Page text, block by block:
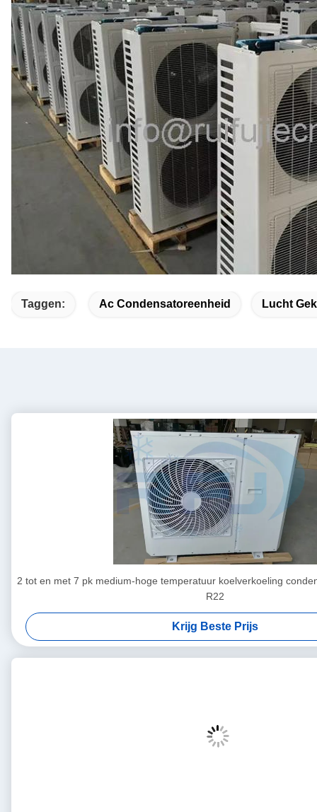
Taggen: Ac Condensatoreenheid Lucht
2 tot en met 7 pk medium-hoge temperatuur koelverkoeling
R22
Krijg Beste Prijs